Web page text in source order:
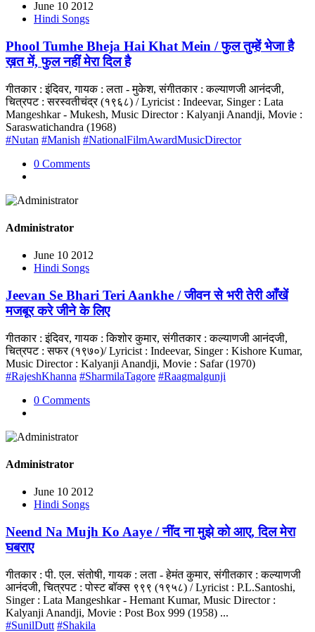
June 10 2012
Hindi Songs
Phool Tumhe Bheja Hai Khat Mein / फुल तुम्हें भेजा है
ख़त में, फुल नहीं मेरा दिल है
गीतकार : इंदिवर, गायक : लता - मुकेश, संगीतकार : कल्याणजी आनंदजी,
चित्रपट : सरस्वतीचंद्र (१९६८) / Lyricist : Indeevar, Singer : Lata
Mangeshkar - Mukesh, Music Director : Kalyanji Anandji, Movie :
Saraswatichandra (1968)
#Nutan #Manish #NationalFilmAwardMusicDirector
0 Comments
Administrator
June 10 2012
Hindi Songs
Jeevan Se Bhari Teri Aankhe / जीवन से भरी तेरी आँखें
मजबूर करे जीने के लिए
गीतकार : इंदिवर, गायक : किशोर कुमार, संगीतकार : कल्याणजी आनंदजी,
चित्रपट : सफर (१९७०)/ Lyricist : Indeevar, Singer : Kishore Kumar,
Music Director : Kalyanji Anandji, Movie : Safar (1970)
#RajeshKhanna #SharmilaTagore #Raagmalgunji
0 Comments
Administrator
June 10 2012
Hindi Songs
Neend Na Mujh Ko Aaye / नींद ना मुझे को आए, दिल मेरा
घबराए
गीतकार : पी. एल. संतोषी, गायक : लता - हेमंत कुमार, संगीतकार : कल्याणजी
आनंदजी, चित्रपट : पोस्ट बॉक्स ९९९ (१९५८) / Lyricist : P.L.Santoshi,
Singer : Lata Mangeshkar - Hemant Kumar, Music Director :
Kalyanji Anandji, Movie : Post Box 999 (1958) ...
#SunilDutt #Shakila